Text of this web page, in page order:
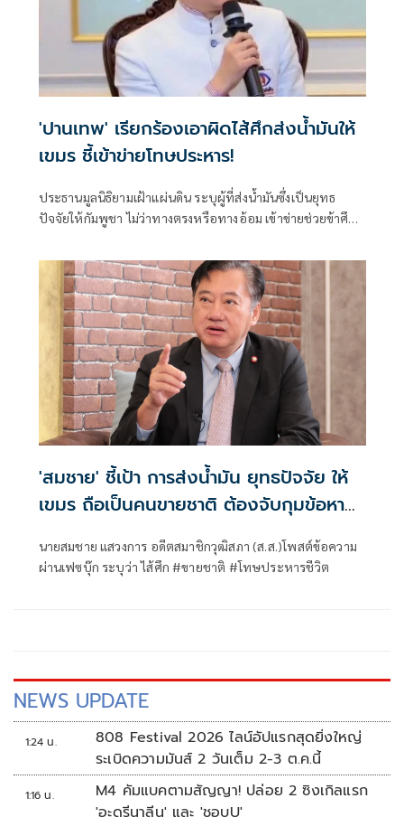
'ปานเทพ' เรียกร้องเอาผิดไส้ศึกส่งน้ำมันให้
เขมร ชี้เข้าข่ายโทษประหาร!
ประธานมูลนิธิยามเฝ้าแผ่นดิน ระบุผู้ที่ส่งน้ำมันซึ่งเป็นยุทธ
ปัจจัยให้กัมพูชา ไม่ว่าทางตรงหรือทางอ้อม เข้าข่ายช่วยข้าศึก
ดำเนินคดีตามประมวลกฎหมายอาญา มาตรา 122 ซึ่งมีโทษ
สูงสุดถึงประหารชีวิต
'สมชาย' ชี้เป้า การส่งน้ำมัน ยุทธปัจจัย ให้
เขมร ถือเป็นคนขายชาติ ต้องจับกุมข้อหา
นายสมชาย แสวงการ อดีตสมาชิกวุฒิสภา (ส.ส.)โพสต์ข้อความ
ผ่านเฟซบุ๊ก ระบุว่า ไส้ศึก #ขายชาติ #โทษประหารชีวิต
NEWS UPDATE
1:24 น.
808 Festival 2026 ไลน์อัปแรกสุดยิ่งใหญ่
ระเบิดความมันส์ 2 วันเต็ม 2-3 ต.ค.นี้
1:16 น.
M4 คัมแบคตามสัญญา! ปล่อย 2 ซิงเกิลแรก
'อะดรีนาลีน' และ 'ชอบU'